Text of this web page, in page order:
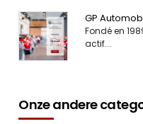
GP
Fondé en
actif...
Onze andere